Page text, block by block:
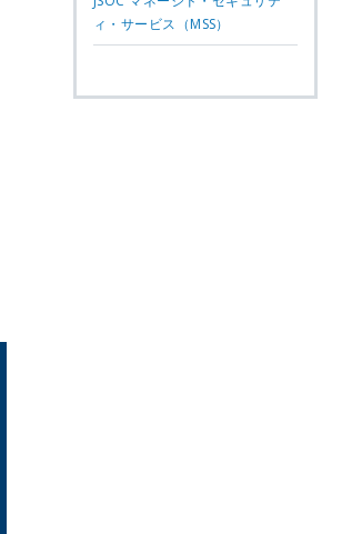
ィ・サービス（MSS）